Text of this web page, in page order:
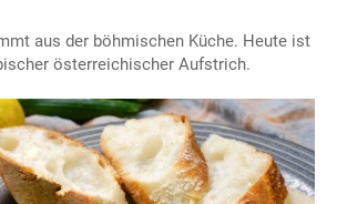
aus der böhmischen Küche. Heute ist
österreichischer Aufstrich.